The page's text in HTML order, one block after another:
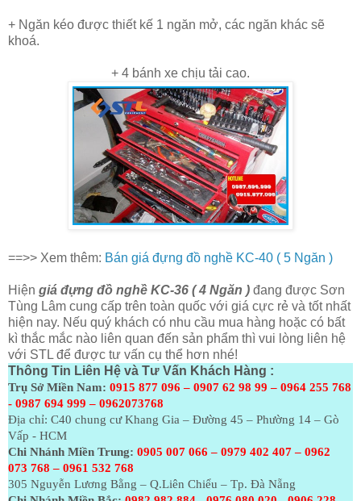
+ Ngăn kéo được thiết kế 1 ngăn mở, các ngăn khác sẽ
khoá.
+ 4 bánh xe chịu tải cao.
==>> Xem thêm: Bán giá đựng đồ nghề KC-40 ( 5 Ngăn )
Hiện giá đựng đồ nghề KC-36 ( 4 Ngăn ) đang được Sơn
Tùng Lâm cung cấp trên toàn quốc với giá cực rẻ và tốt nhất
hiện nay. Nếu quý khách có nhu cầu mua hàng hoặc có bất
kì thắc mắc nào liên quan đến sản phẩm thì vui lòng liên hệ
với STL để được tư vấn cụ thể hơn nhé!
Thông Tin Liên Hệ và Tư Vấn Khách Hàng :
Trụ Sở Miền Nam: 0915 877 096 – 0907 62 98 99 – 0964 255 768
- 0987 694 999 – 0962073768
Địa chỉ: C40 chung cư Khang Gia – Đường 45 – Phường 14 – Gò
Vấp - HCM
Chi Nhánh Miền Trung: 0905 007 066 – 0979 402 407 – 0962
073 768 – 0961 532 768
305 Nguyễn Lương Bằng – Q.Liên Chiểu – Tp. Đà Nẵng